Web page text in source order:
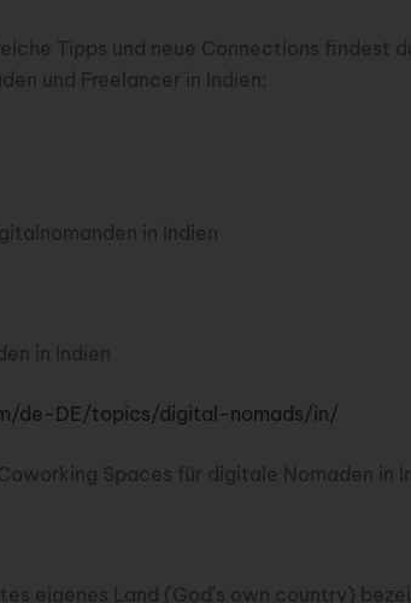
Tipps und neue Connections findest
und Freelancer in Indien:
in Indien
in Indien
de-DE/topics/digital-nomads/in/
Spaces für digitale Nomaden in
eigenes Land (God´s own country)